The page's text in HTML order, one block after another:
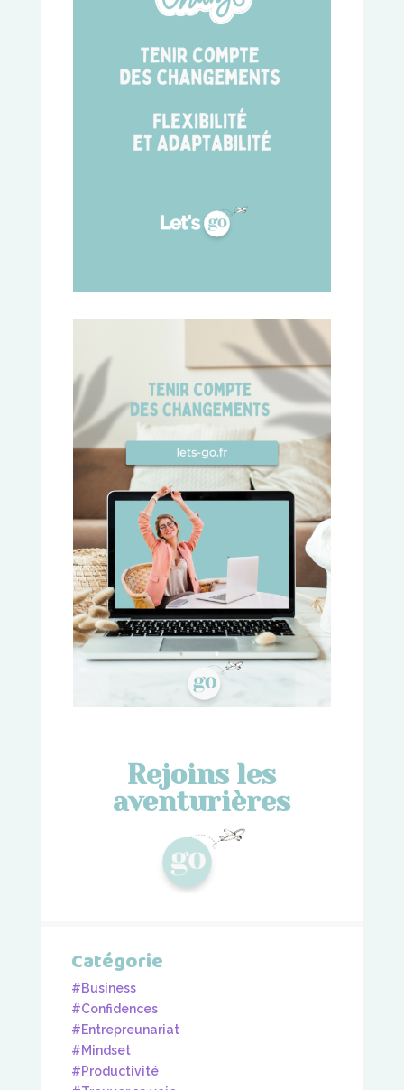
Rejoins les
aventurières
Catégorie
#Business
#Confidences
#Entrepreunariat
#Mindset
#Productivité